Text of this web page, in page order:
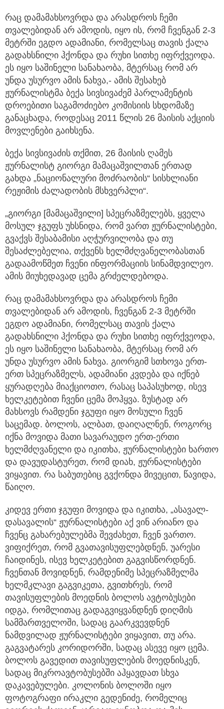
თვალებიდან არ ამოდის, იყო ის, რომ ჩვენგან 2-3
მეტრშიეგდო ადამიანი, რომელსაც თავის ქალა
გადახსნილი ჰქონდა და რუხი სითხე იფრქვეოდა.
ეს იყო საშინელი სანახაობა, მტერსაც რომ არ
უნდა უსურვო ამის ნახვა,- ამის შესახებ
ჟურნალისტმა ბექა სივსივაძემ პარლამენტის
დროებითი საგამოძიებო კომისიის სხდომაზე
განაცხადა, როდესაც 2011 წლის 26 მაისის აქციის
მოვლენები გაიხსენა.
ჟურნალისტ გიორგი მამაცაშვილთან ერთად
გახდა „ნაციონალური მოძრაობის“ სისხლიანი
რეჟიმის ძალადობის მსხვერპლი“.
მოსულ ჯგუფს უხსნიდა, რომ ვართ ჟურნალისტები,
გვაქვს შესაბამისი აღჭურვილობა და თუ
შესაძლებელია, თქვენს ხელმძღვანელობასთან
გადაამოწმეთ ჩვენი ინფორმაციის სინამდვილეო.
ამის მიუხედავად ცემა გრძელდებოდა.
თვალებიდან არ ამოდის, ჩვენგან 2-3 მეტრში
ეგდო ადამიანი, რომელსაც თავის ქალა
გადახსნილი ჰქონდა და რუხი სითხე იფრქვეოდა,
ეს იყო საშინელი სანახაობა, მტერსაც რომ არ
უნდა უსურვო ამის ნახვა. გიორგიმ სთხოვა ერთ-
ერთ სპეცრაზმელს, ადამიანი კვდება და იქნებ
ყურადღება მიაქციოთო, რასაც საპასუხოდ, ისევ
ხელკეტებით ჩვენი ცემა მოჰყვა. ზუსტად არ
მახსოვს რამდენი ჯგუფი იყო მოსული ჩვენ
საცემად. ბოლოს, ალბათ, დაიღალნენ, როგორც
იქნა მოვიდა მათი სავარაუდო ერთ-ერთი
ხელმძღვანელი და იკითხა, ჟურნალისტები ხართო
და დავუდასტურეთ, რომ დიახ, ჟურნალისტები
ვიყავით. რა საბუთებიც გვქონდა მივეცით, წავიდა,
წაიღო.
დასავალის“ ჟურნალისტები აქ ვინ არიანო და
ჩვენც გახარებულებმა შევძახეთ, ჩვენ ვართო.
ვიფიქრეთ, რომ გვათავისუფლებდნენ, უარესი
ჩაიდინეს, ისევ ხელკეტებით გაგვისწორდნენ.
ჩვენთან მოვიდნენ, რამდენიმე სპეცრაზმელმა
ხელმკლავი გაგვიკეთა, გვითხრეს, რომ
თავისუფლების მოედნის ბოლოს ავტობუსები
იდგა, რომლითაც გადაგვიყვანდნენ დიღმის
სამმართველოში, სადაც გაარკვევდნენ
ნამდვილად ჟურნალისტები ვიყავით, თუ არა.
გაგვატარეს კორიდორში, სადაც ასევე იყო ცემა.
ბოლოს გავედით თავისუფლების მოედნისკენ,
სადაც მიკროავტობუსებში აჰყავდათ სხვა
დაკავებულები. კოლონის ბოლოში იყო
ფოტოგრაფი ირაკლი გედენიძე, რომელიც
გიორგის ძალიან კარგად იცნობდა და მის